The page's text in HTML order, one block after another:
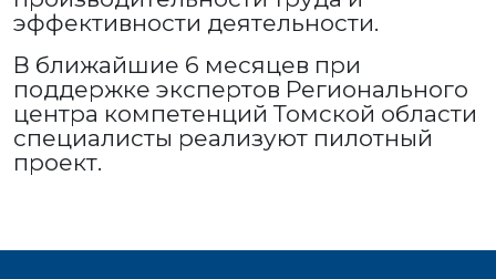
эффективности деятельности.
В ближайшие 6 месяцев при
поддержке экспертов Регионального
центра компетенций Томской области
специалисты реализуют пилотный
проект.